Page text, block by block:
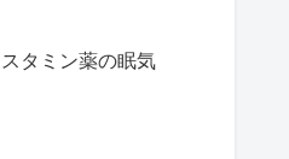
タミン薬の眠気